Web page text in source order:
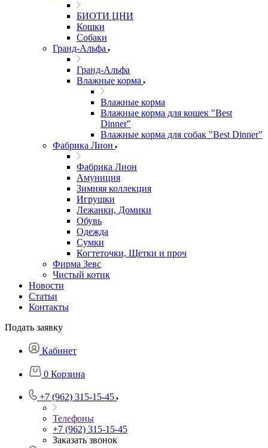
БИОТИ ЦНИ
Кошки
Собаки
Гранд-Альфа
Гранд-Альфа
Влажные корма
Влажные корма
Влажные корма для кошек "Best
Dinner"
Влажные корма для собак "Best Dinner"
Фабрика Лион
Фабрика Лион
Амуниция
Зимняя коллекция
Игрушки
Лежанки, Домики
Обувь
Одежда
Сумки
Когтеточки, Щетки и проч
Фирма Зевс
Чистый котик
Новости
Статьи
Контакты
Подать заявку
Кабинет
0 Корзина
+7 (962) 315-15-45
Телефоны
+7 (962) 315-15-45
Заказать звонок